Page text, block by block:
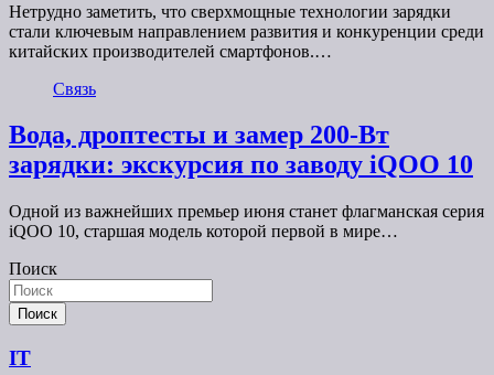
Нетрудно заметить, что сверхмощные технологии зарядки
стали ключевым направлением развития и конкуренции среди
китайских производителей смартфонов.…
Связь
Вода, дроптесты и замер 200-Вт
зарядки: экскурсия по заводу iQOO 10
Одной из важнейших премьер июня станет флагманская серия
iQOO 10, старшая модель которой первой в мире…
Поиск
Поиск
IT